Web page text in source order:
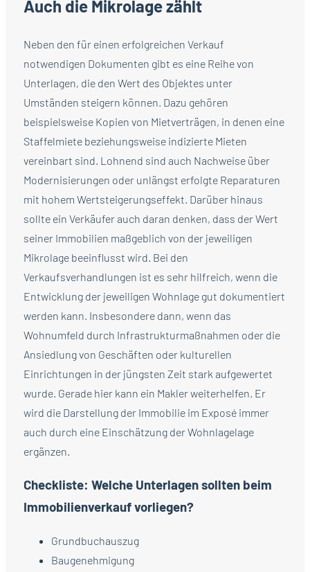
Auch die Mikrolage zählt
Neben den für einen erfolgreichen Verkauf
notwendigen Dokumenten gibt es eine Reihe von
Unterlagen, die den Wert des Objektes unter
Umständen steigern können. Dazu gehören
beispielsweise Kopien von Mietverträgen, in denen eine
Staffelmiete beziehungsweise indizierte Mieten
vereinbart sind. Lohnend sind auch Nachweise über
Modernisierungen oder unlängst erfolgte Reparaturen
mit hohem Wertsteigerungseffekt. Darüber hinaus
sollte ein Verkäufer auch daran denken, dass der Wert
seiner Immobilien maßgeblich von der jeweiligen
Mikrolage beeinflusst wird. Bei den
Verkaufsverhandlungen ist es sehr hilfreich, wenn die
Entwicklung der jeweiligen Wohnlage gut dokumentiert
werden kann. Insbesondere dann, wenn das
Wohnumfeld durch Infrastrukturmaßnahmen oder die
Ansiedlung von Geschäften oder kulturellen
Einrichtungen in der jüngsten Zeit stark aufgewertet
wurde. Gerade hier kann ein Makler weiterhelfen. Er
wird die Darstellung der Immobilie im Exposé immer
auch durch eine Einschätzung der Wohnlagelage
ergänzen.
Checkliste: Welche Unterlagen sollten beim
Immobilienverkauf vorliegen?
Grundbuchauszug
Baugenehmigung